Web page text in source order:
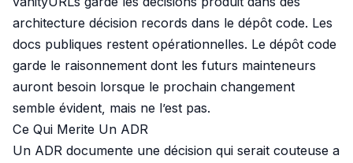
architecture décision records dans le dépôt code. Les
docs publiques restent opérationnelles. Le dépôt code
garde le raisonnement dont les futurs mainteneurs
auront besoin lorsque le prochain changement
semble évident, mais ne l’est pas.
Ce Qui Merite Un ADR
Un ADR documente une décision qui serait couteuse a